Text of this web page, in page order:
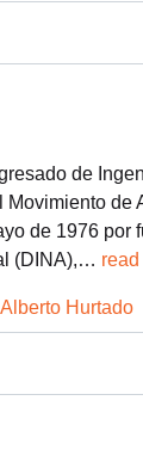
de
de
de 1976 por
(DINA),…
Hurtado